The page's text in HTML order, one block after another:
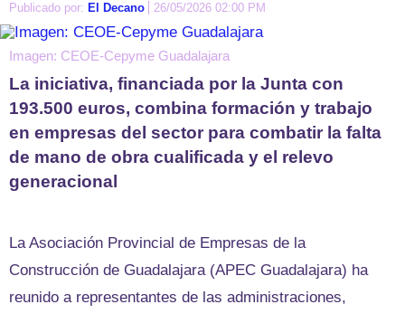
Publicado por: El Decano 26/05/2026 02:00 PM
Imagen: CEOE-Cepyme Guadalajara
La iniciativa, financiada por la Junta con
193.500 euros, combina formación y trabajo
en empresas del sector para combatir la falta
de mano de obra cualificada y el relevo
generacional
La Asociación Provincial de Empresas de la
Construcción de Guadalajara (APEC Guadalajara) ha
reunido a representantes de las administraciones,